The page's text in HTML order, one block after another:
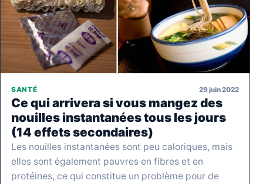
SANTÉ 29 juin 2022
Ce qui arrivera si vous mangez des
nouilles instantanées tous les jours
(14 effets secondaires)
Les nouilles instantanées sont peu caloriques, mais
elles sont également pauvres en fibres et en
protéines, ce qui constitue un problème pour de